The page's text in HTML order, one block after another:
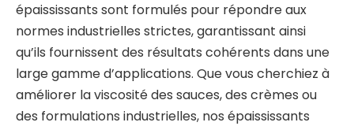
épaississants sont formulés pour répondre aux
normes industrielles strictes, garantissant ainsi
qu’ils fournissent des résultats cohérents dans une
large gamme d’applications. Que vous cherchiez à
améliorer la viscosité des sauces, des crèmes ou
des formulations industrielles, nos épaississants